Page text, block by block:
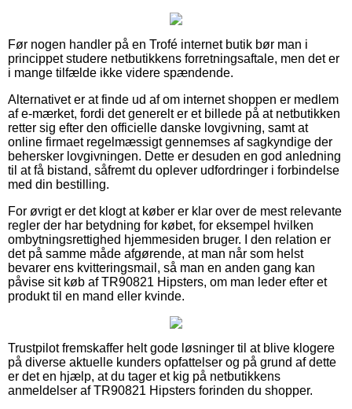
Før nogen handler på en Trofé internet butik bør man i
princippet studere netbutikkens forretningsaftale, men det er
i mange tilfælde ikke videre spændende.
Alternativet er at finde ud af om internet shoppen er medlem
af e-mærket, fordi det generelt er et billede på at netbutikken
retter sig efter den officielle danske lovgivning, samt at
online firmaet regelmæssigt gennemses af sagkyndige der
behersker lovgivningen. Dette er desuden en god anledning
til at få bistand, såfremt du oplever udfordringer i forbindelse
med din bestilling.
For øvrigt er det klogt at køber er klar over de mest relevante
regler der har betydning for købet, for eksempel hvilken
ombytningsrettighed hjemmesiden bruger. I den relation er
det på samme måde afgørende, at man når som helst
bevarer ens kvitteringsmail, så man en anden gang kan
påvise sit køb af TR90821 Hipsters, om man leder efter et
produkt til en mand eller kvinde.
Trustpilot fremskaffer helt gode løsninger til at blive klogere
på diverse aktuelle kunders opfattelser og på grund af dette
er det en hjælp, at du tager et kig på netbutikkens
anmeldelser af TR90821 Hipsters forinden du shopper.